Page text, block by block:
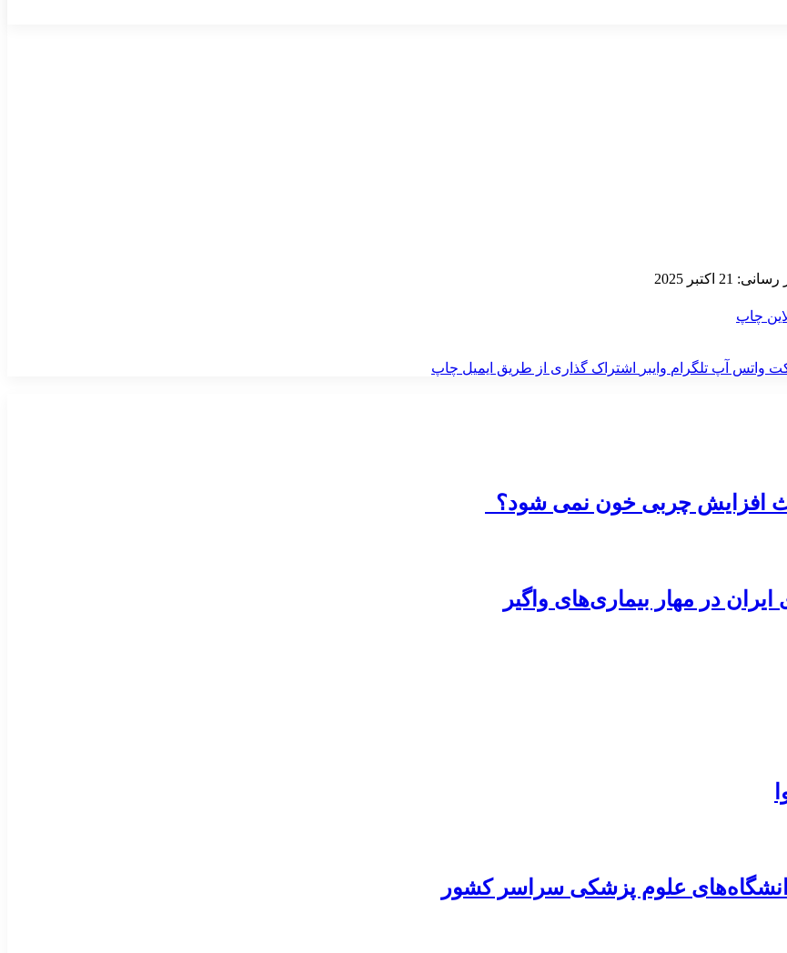
اکتبر 2025
چاپ
واتس آپ تلگرام وایبر اشتراک گذاری از طریق ایمیل چاپ
افزایش چربی خون نمی شود؟
در مهار بیماری‌های واگیر
دانشگاه‌های علوم پزشکی سراسر کشور